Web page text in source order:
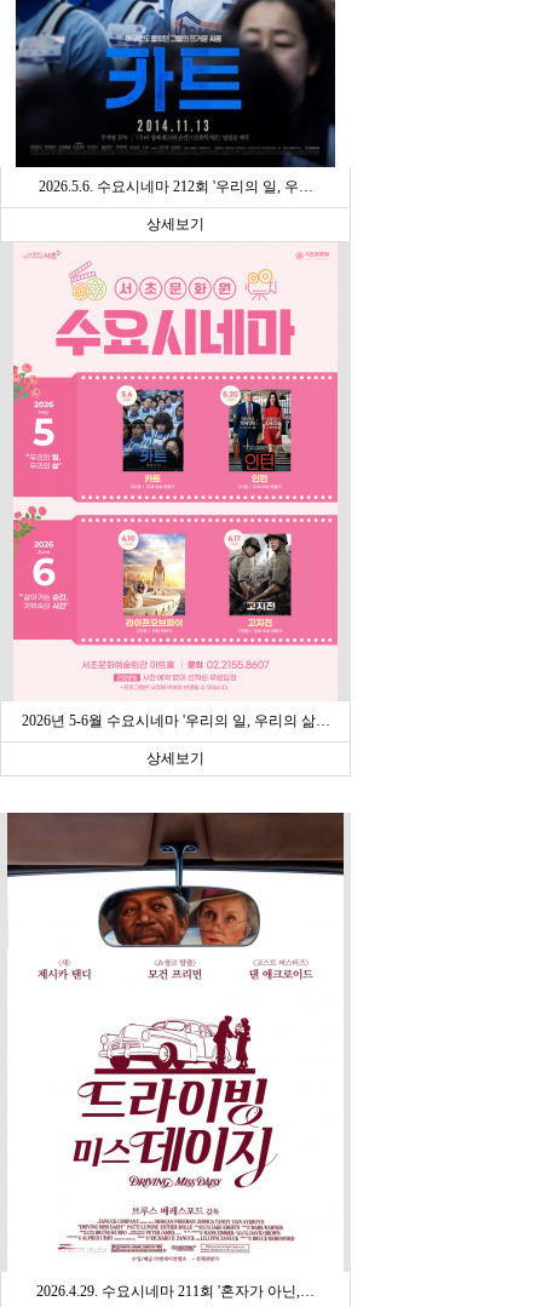
2026.5.6. 수요시네마 212회 '우리의 일, 우…
상세보기
2026년 5-6월 수요시네마 '우리의 일, 우리의 삶…
상세보기
2026.4.29. 수요시네마 211회 '혼자가 아닌,…